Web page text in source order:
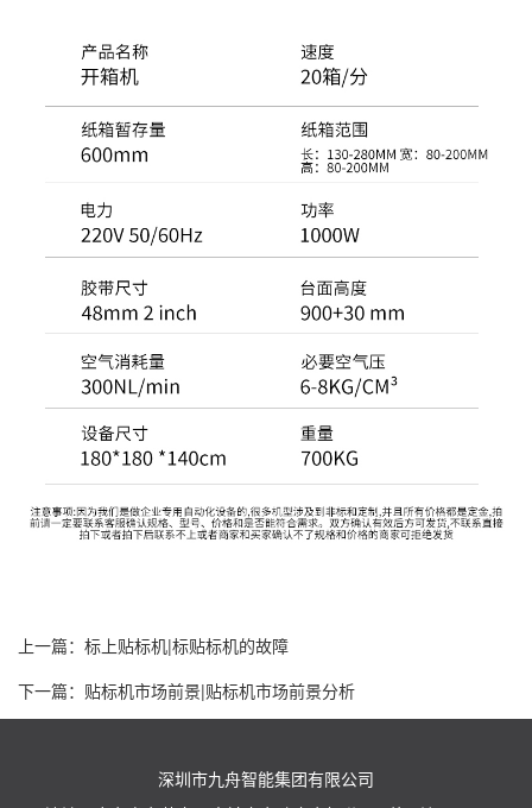
上一篇： 标上贴标机|标贴标机的故障
下一篇： 贴标机市场前景|贴标机市场前景分析
深圳市九舟智能集团有限公司